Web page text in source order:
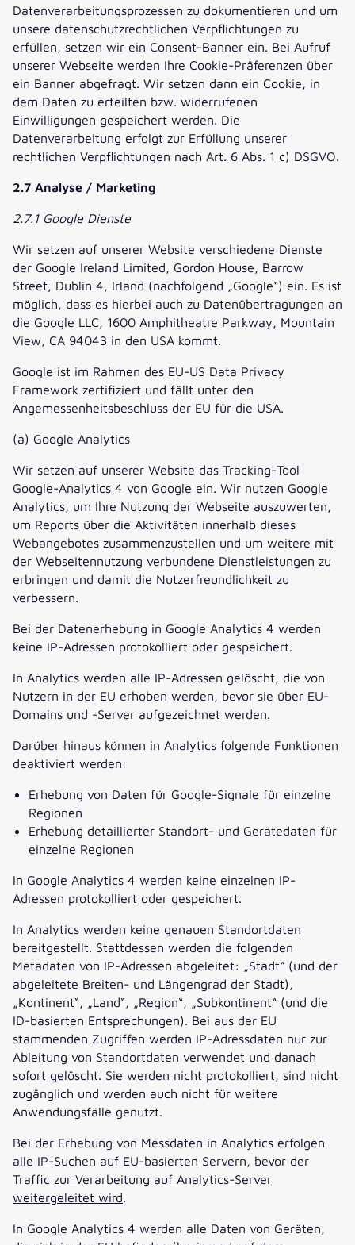
Datenverarbeitungsprozessen zu dokumentieren und um
unsere datenschutzrechtlichen Verpflichtungen zu
erfüllen, setzen wir ein Consent-Banner ein. Bei Aufruf
unserer Webseite werden Ihre Cookie-Präferenzen über
ein Banner abgefragt. Wir setzen dann ein Cookie, in
dem Daten zu erteilten bzw. widerrufenen
Einwilligungen gespeichert werden. Die
Datenverarbeitung erfolgt zur Erfüllung unserer
rechtlichen Verpflichtungen nach Art. 6 Abs. 1 c) DSGVO.
2.7 Analyse / Marketing
2.7.1 Google Dienste
Wir setzen auf unserer Website verschiedene Dienste
der Google Ireland Limited, Gordon House, Barrow
Street, Dublin 4, Irland (nachfolgend „Google“) ein. Es ist
möglich, dass es hierbei auch zu Datenübertragungen an
die Google LLC, 1600 Amphitheatre Parkway, Mountain
View, CA 94043 in den USA kommt.
Google ist im Rahmen des EU-US Data Privacy
Framework zertifiziert und fällt unter den
Angemessenheitsbeschluss der EU für die USA.
(a) Google Analytics
Wir setzen auf unserer Website das Tracking-Tool
Google-Analytics 4 von Google ein. Wir nutzen Google
Analytics, um Ihre Nutzung der Webseite auszuwerten,
um Reports über die Aktivitäten innerhalb dieses
Webangebotes zusammenzustellen und um weitere mit
der Webseitennutzung verbundene Dienstleistungen zu
erbringen und damit die Nutzerfreundlichkeit zu
verbessern.
Bei der Datenerhebung in Google Analytics 4 werden
keine IP-Adressen protokolliert oder gespeichert.
In Analytics werden alle IP-Adressen gelöscht, die von
Nutzern in der EU erhoben werden, bevor sie über EU-
Domains und -Server aufgezeichnet werden.
Darüber hinaus können in Analytics folgende Funktionen
deaktiviert werden:
Erhebung von Daten für Google-Signale für einzelne
Regionen
Erhebung detaillierter Standort- und Gerätedaten für
einzelne Regionen
In Google Analytics 4 werden keine einzelnen IP-
Adressen protokolliert oder gespeichert.
In Analytics werden keine genauen Standortdaten
bereitgestellt. Stattdessen werden die folgenden
Metadaten von IP-Adressen abgeleitet: „Stadt“ (und der
abgeleitete Breiten- und Längengrad der Stadt),
„Kontinent“, „Land“, „Region“, „Subkontinent“ (und die
ID-basierten Entsprechungen). Bei aus der EU
stammenden Zugriffen werden IP-Adressdaten nur zur
Ableitung von Standortdaten verwendet und danach
sofort gelöscht. Sie werden nicht protokolliert, sind nicht
zugänglich und werden auch nicht für weitere
Anwendungsfälle genutzt.
Bei der Erhebung von Messdaten in Analytics erfolgen
alle IP-Suchen auf EU-basierten Servern, bevor der
Traffic zur Verarbeitung auf Analytics-Server
weitergeleitet wird
In Google Analytics 4 werden alle Daten von Geräten,